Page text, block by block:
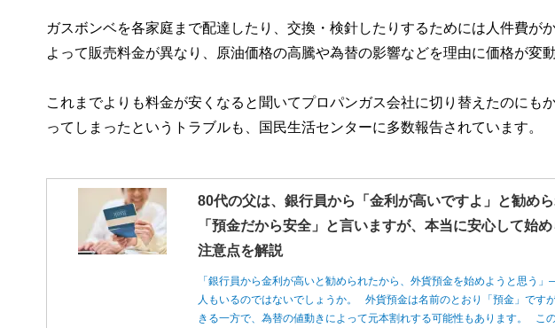
ガスボンベを各家庭まで配達したり、交換・検針したりするためには人件費が
よって販売料金が異なり、原油価格の高騰や為替の影響などを理由に価格が変
これまでよりも料金が安くなると聞いてプロパンガス会社に切り替えたのにも
ってしまったというトラブルも、国民生活センターに多数報告されています。
80代の父は、銀行員から「金利が高いですよ」と勧め
「預金だから安全」と言いますが、本当に安心して始
注意点を解説
「銀行員から金利が高いと勧められたから、外貨預金を始めようと思う
人もいるのではないでしょうか。 外貨預金は名前のとおり「預金」です
きる一方で、為替の値動きによって元本割れする可能性もあります。 こ